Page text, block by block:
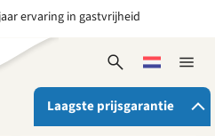
ervaring in gastvrijheid
voor jong en oud
Sluit
Open
zoekformulier
Kies
een
taal
Laagste prijsgarantie